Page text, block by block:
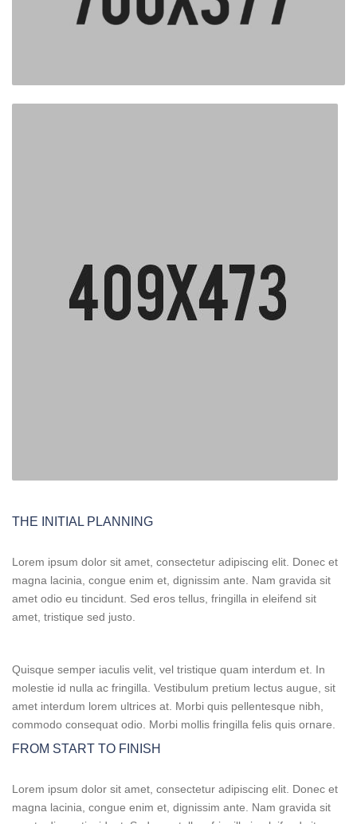
THE INITIAL PLANNING
Lorem ipsum dolor sit amet, consectetur adipiscing elit. Donec et
magna lacinia, congue enim et, dignissim ante. Nam gravida sit
amet odio eu tincidunt. Sed eros tellus, fringilla in eleifend sit
amet, tristique sed justo.
Quisque semper iaculis velit, vel tristique quam interdum et. In
molestie id nulla ac fringilla. Vestibulum pretium lectus augue, sit
amet interdum lorem ultrices at. Morbi quis pellentesque nibh,
commodo consequat odio. Morbi mollis fringilla felis quis ornare.
FROM START TO FINISH
Lorem ipsum dolor sit amet, consectetur adipiscing elit. Donec et
magna lacinia, congue enim et, dignissim ante. Nam gravida sit